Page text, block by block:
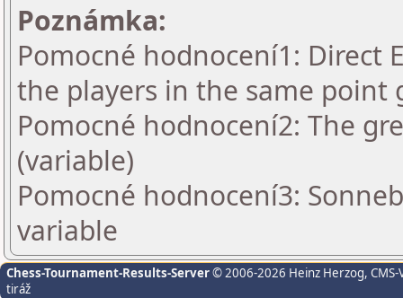
Poznámka:
Pomocné hodnocení1: Direct
the players in the same point
Pomocné hodnocení2: The
(variable)
Pomocné hodnocení3:
variable
Chess-Tournament-Results-Server© 2006-2026 Heinz Herzog,
tiráž